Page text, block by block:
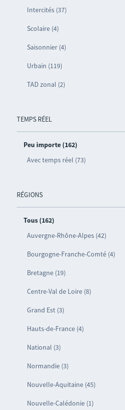
Intercités (37)
Scolaire (4)
Saisonnier (4)
Urbain (119)
TAD zonal (2)
TEMPS RÉEL
Peu importe (162)
Avec temps réel (73)
RÉGIONS
Tous (162)
Auvergne-Rhône-Alpes (42)
Bourgogne-Franche-Comté (4)
Bretagne (19)
Centre-Val de Loire (8)
Grand Est (3)
Hauts-de-France (4)
National (3)
Normandie (3)
Nouvelle-Aquitaine (45)
Nouvelle-Calédonie (1)